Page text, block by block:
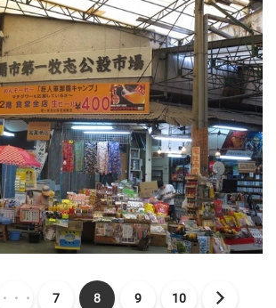
・・・ 7 8 9 10